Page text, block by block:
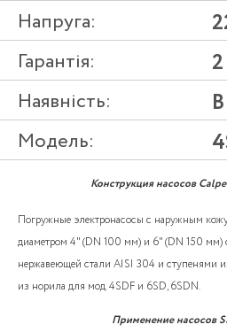
Напруга:
Гарантія:
Наявність:
Модель:
Конструкция насосов
Погружные электронасосы с наружным
диаметром 4" (DN 100 мм) и 6" (DN 150 мм)
нержавеющей стали AISI 304 и ступенями
из норила для мод. 4SDF и 6SD, 6SDN.
Применение насосов